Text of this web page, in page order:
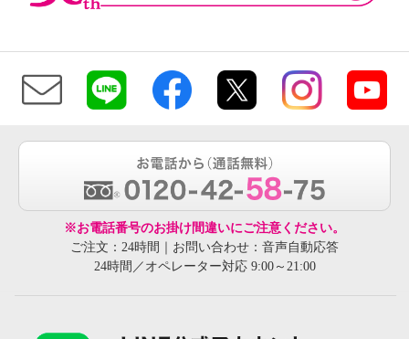
※お電話番号のお掛け間違いにご注意ください。
ご注文：24時間｜お問い合わせ：音声自動応答
24時間／オペレーター対応 9:00～21:00